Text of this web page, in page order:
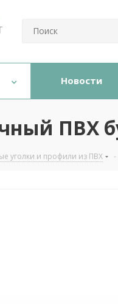
Новости
ПВХ
уголки и профили из ПВХ -